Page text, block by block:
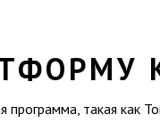
такая как